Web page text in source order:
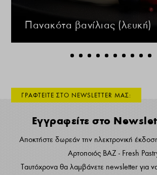
Πανακότα βανίλιας (λευκή)
ΓΡΑΦΤΕΙΤΕ ΣΤΟ NEWSLETTER ΜΑΣ:
Εγγραφείτε στο
Αποκτήστε δωρεάν την ηλεκτρονική
Αρτοποιός ΒΑΖ - Fresh
Ταυτόχρονα θα λαμβάνετε newsletter για